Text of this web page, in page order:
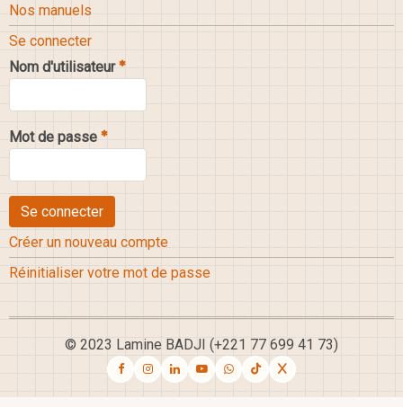
Nos manuels
Se connecter
Nom d'utilisateur
Mot de passe
Créer un nouveau compte
Réinitialiser votre mot de passe
© 2023 Lamine BADJI (+221 77 699 41 73)